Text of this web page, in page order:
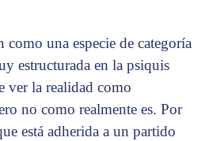
como una especie de categoría
estructurada en la psiquis
ver la realidad como
no como realmente es. Por
está adherida a un partido